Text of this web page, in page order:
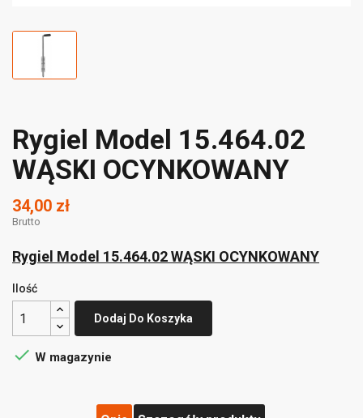
Rygiel Model 15.464.02
WĄSKI OCYNKOWANY
34,00 zł
Brutto
Rygiel Model 15.464.02 WĄSKI OCYNKOWANY
Ilość
Dodaj Do Koszyka
 W magazynie